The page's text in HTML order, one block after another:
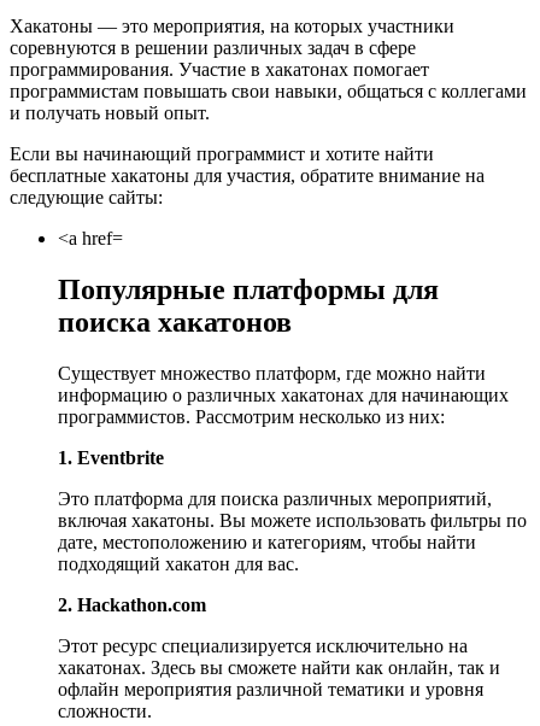
Хакатоны — это мероприятия, на которых участники
соревнуются в решении различных задач в сфере
программирования. Участие в хакатонах помогает
программистам повышать свои навыки, общаться с коллегами
и получать новый опыт.
Если вы начинающий программист и хотите найти
бесплатные хакатоны для участия, обратите внимание на
следующие сайты:
<a href=
Популярные платформы для
поиска хакатонов
Существует множество платформ, где можно найти
информацию о различных хакатонах для начинающих
программистов. Рассмотрим несколько из них:
1. Eventbrite
Это платформа для поиска различных мероприятий,
включая хакатоны. Вы можете использовать фильтры по
дате, местоположению и категориям, чтобы найти
подходящий хакатон для вас.
2. Hackathon.com
Этот ресурс специализируется исключительно на
хакатонах. Здесь вы сможете найти как онлайн, так и
офлайн мероприятия различной тематики и уровня
сложности.